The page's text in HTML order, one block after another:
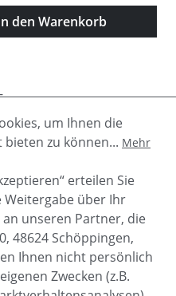
den gewünschten
den Warenkorb
Margu!
um Ihnen die
zu können... Mehr
erteilen Sie
Weitergabe über Ihr
unseren Partner, die
48624 Schöppingen,
Ihnen nicht persönlich
Zwecken (z.B.